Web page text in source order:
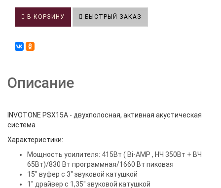
В КОРЗИНУ БЫСТРЫЙ ЗАКАЗ
Описание
INVOTONE PSX15A - двухполосная, активная акустическая
система
Характеристики:
Мощность усилителя: 415Вт ( Bi-AMP , НЧ 350Вт + ВЧ
65Вт)/830 Вт программная/1660 Вт пиковая
15" вуфер с 3" звуковой катушкой
1" драйвер с 1,35" звуковой катушкой